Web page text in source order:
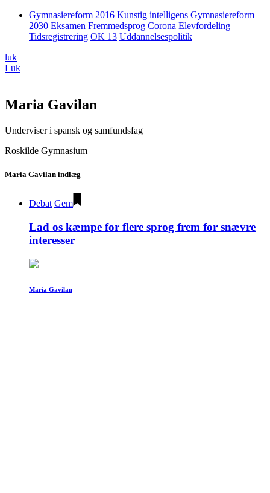
Gymnasiereform 2016 Kunstig intelligens Gymnasiereform
2030 Eksamen Fremmedsprog Corona Elevfordeling
Tidsregistrering OK 13 Uddannelsespolitik
luk
Luk
Maria Gavilan
Underviser i spansk og samfundsfag
Roskilde Gymnasium
Maria Gavilan indlæg
Debat Gem
Lad os kæmpe for flere sprog frem for snævre
interesser
Maria Gavilan